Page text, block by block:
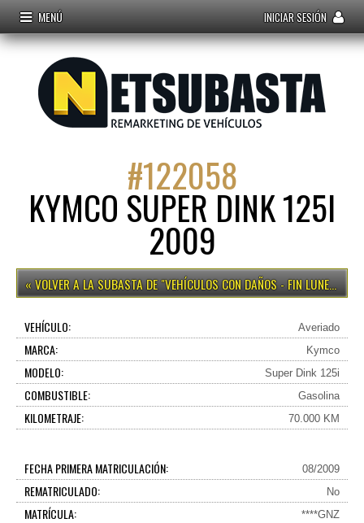
MENÚ INICIAR SESIÓN
#122058
KYMCO SUPER DINK 125I
2009
VEHÍCULOS CON DAÑOS - FIN LUNES 15H
VEHÍCULO: Averiado
MARCA: Kymco
MODELO: Super Dink 125i
COMBUSTIBLE: Gasolina
KILOMETRAJE: 70.000 KM
FECHA PRIMERA MATRICULACIÓN: 08/2009
REMATRICULADO: No
MATRÍCULA: ****GNZ